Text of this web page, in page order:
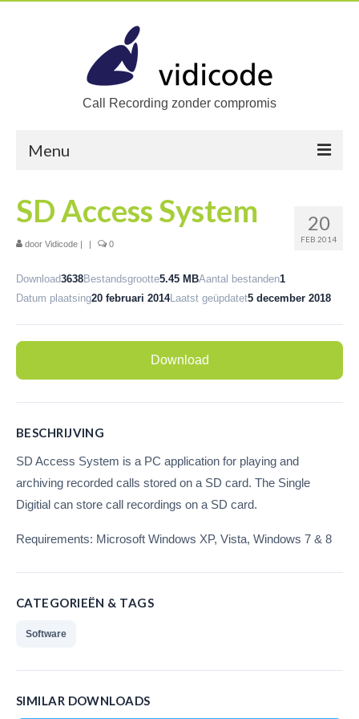
Call Recording zonder compromis
Menu
Oplossingen
Producten
Call Recorders
Call Recorder Apresa
(softphones/headsets)
V-Tap VoIP
V-Tap Analog 2
V-Mic Audio Recorder
Call Recorder Pico
Call Recorder ISDN PRI
V-Archive (archiverings software)
Waar te koop
Nederland
België
20
FEB 2014
SD Access System
door Vidicode | | 0
Download3638Bestandsgrootte5.45 MBAantal bestanden1
Datum plaatsing20 februari 2014Laatst geüpdatet5 december 2018
Download
BESCHRIJVING
SD Access System is a PC application for playing and
archiving recorded calls stored on a SD card. The Single
Digitial can store call recordings on a SD card.
Requirements: Microsoft Windows XP, Vista, Windows 7 & 8
CATEGORIEËN & TAGS
Software
SIMILAR DOWNLOADS